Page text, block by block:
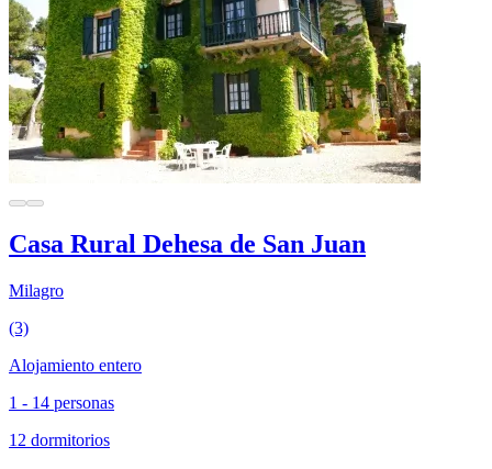
Casa Rural Dehesa de San Juan
Milagro
(3)
Alojamiento entero
1 - 14 personas
12 dormitorios